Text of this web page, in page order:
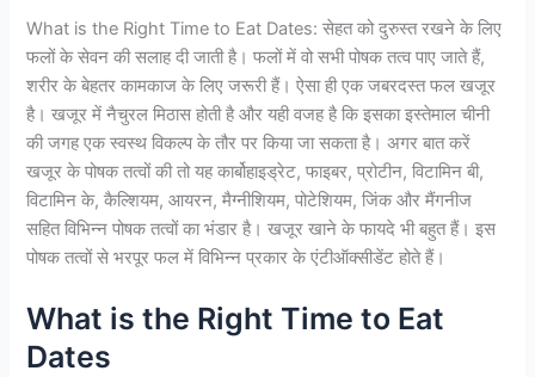
What is the Right Time to Eat Dates: सेहत को दुरुस्त रखने के लिए
फलों के सेवन की सलाह दी जाती है। फलों में वो सभी पोषक तत्व पाए जाते हैं,
शरीर के बेहतर कामकाज के लिए जरूरी हैं। ऐसा ही एक जबरदस्त फल खजूर
है। खजूर में नैचुरल मिठास होती है और यही वजह है कि इसका इस्तेमाल चीनी
की जगह एक स्वस्थ विकल्प के तौर पर किया जा सकता है। अगर बात करें
खजूर के पोषक तत्वों की तो यह कार्बोहाइड्रेट, फाइबर, प्रोटीन, विटामिन बी,
विटामिन के, कैल्शियम, आयरन, मैग्नीशियम, पोटेशियम, जिंक और मैंगनीज
सहित विभिन्न पोषक तत्वों का भंडार है। खजूर खाने के फायदे भी बहुत हैं। इस
पोषक तत्वों से भरपूर फल में विभिन्न प्रकार के एंटीऑक्सीडेंट होते हैं।
What is the Right Time to Eat
Dates